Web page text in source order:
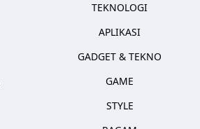
TEKNOLOGI
APLIKASI
GADGET & TEKNO
GAME
STYLE